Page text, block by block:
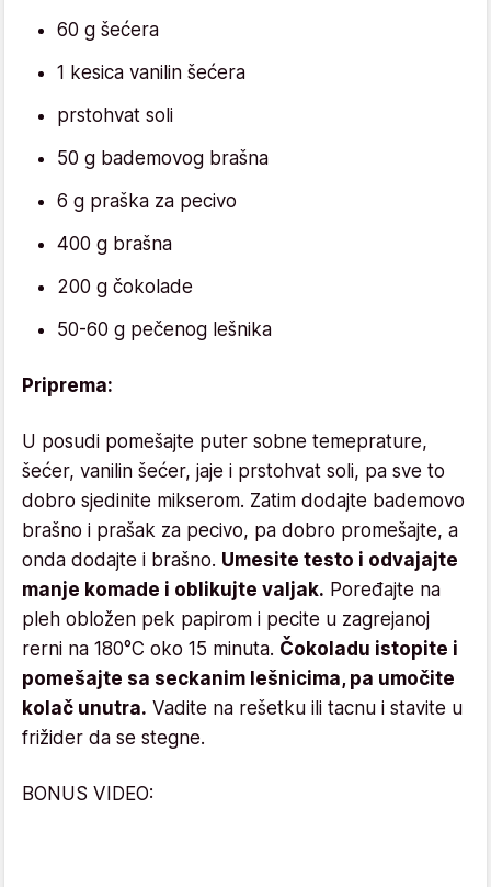
60 g šećera
1 kesica vanilin šećera
prstohvat soli
50 g bademovog brašna
6 g praška za pecivo
400 g brašna
200 g čokolade
50-60 g pečenog lešnika
Priprema:
U posudi pomešajte puter sobne temeprature,
šećer, vanilin šećer, jaje i prstohvat soli, pa sve to
dobro sjedinite mikserom. Zatim dodajte bademovo
brašno i prašak za pecivo, pa dobro promešajte, a
onda dodajte i brašno. Umesite testo i odvajajte
manje komade i oblikujte valjak. Poređajte na
pleh obložen pek papirom i pecite u zagrejanoj
rerni na 180°C oko 15 minuta. Čokoladu istopite i
pomešajte sa seckanim lešnicima, pa umočite
kolač unutra. Vadite na rešetku ili tacnu i stavite u
frižider da se stegne.
BONUS VIDEO: